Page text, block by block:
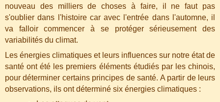
nouveau des milliers de choses à faire, il ne faut pas
s'oublier dans l'histoire car avec l'entrée dans l'automne, il
va falloir commencer à se protéger sérieusement des
variabilités du climat.
Les énergies climatiques et leurs influences sur notre état de
santé ont été les premiers éléments étudiés par les chinois,
pour déterminer certains principes de santé. A partir de leurs
observations, ils ont déterminé six énergies climatiques :